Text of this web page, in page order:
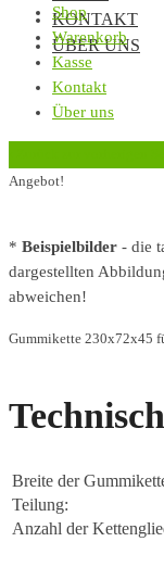
KONTAKT
ÜBER UNS
Shop
Warenkorb
Kasse
Kontakt
Über uns
Angebot!
* Beispielbilder - die
dargestellten
abweichen!
Gummikette 230x72x45
Breite der
Teilung:
Anzahl der